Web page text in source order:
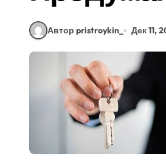
Автор pristroykin_ Дек 11,